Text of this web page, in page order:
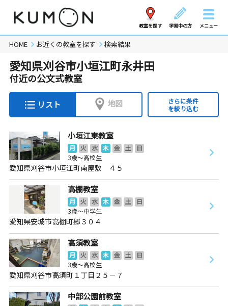
教室を探す 学習中の方 メニュー
HOME お近くの教室を探す 検索結果
愛知県刈谷市小垣江町永井田
付近の公文式教室
リスト 地図
さらに条件
を絞り込む
小垣江東教室
月 火 水 木 金 土
日
3歳～高校生
愛知県刈谷市小垣江町南屋敷 ４５
高棚教室
月 火 水 木 金 土
日
3歳～中学生
愛知県安城市高棚町郷３０４
高須教室
月 火 水 木 金 土
日
3歳～高校生
愛知県刈谷市高須町１丁目２５－７
中部公園前教室